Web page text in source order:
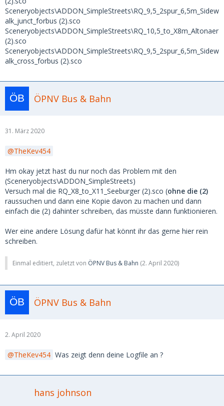
Sceneryobjects\ADDON_SimpleStreets\RQ_9,5_2spur_6,5m_Sidew
alk_junct_forbus (2).sco
Sceneryobjects\ADDON_SimpleStreets\RQ_10,5_to_X8m_Altonaer
(2).sco
Sceneryobjects\ADDON_SimpleStreets\RQ_9,5_2spur_6,5m_Sidew
alk_cross_forbus (2).sco
ÖPNV Bus & Bahn
31. März 2020
TheKev454
Hm okay jetzt hast du nur noch das Problem mit den
(Sceneryobjects\ADDON_SimpleStreets)
Versuch mal die RQ_X8_to_X11_Seeburger (2).sco (ohne die (2)
raussuchen und dann eine Kopie davon zu machen und dann
einfach die (2) dahinter schreiben, das müsste dann funktionieren.
Wer eine andere Lösung dafür hat könnt ihr das gerne hier rein
schreiben.
Einmal editiert, zuletzt von ÖPNV Bus & Bahn (2. April 2020)
ÖPNV Bus & Bahn
2. April 2020
TheKev454 Was zeigt denn deine Logfile an ?
hans johnson